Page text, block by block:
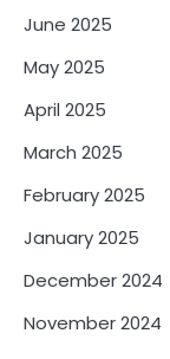
June 2025
May 2025
April 2025
March 2025
February 2025
January 2025
December 2024
November 2024